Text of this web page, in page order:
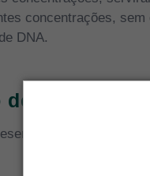
concentrações,
DNA.
ou ausência de